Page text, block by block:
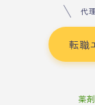
代
転職
薬